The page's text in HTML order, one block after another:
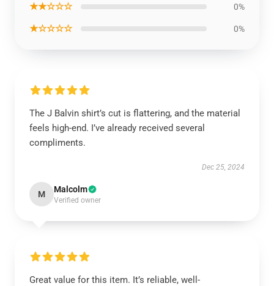
★★☆☆☆ 0%
★☆☆☆☆ 0%
The J Balvin shirt’s cut is flattering, and the material
feels high-end. I’ve already received several
compliments.
Dec 25, 2024
M Malcolm
Verified owner
Great value for this item. It’s reliable, well-